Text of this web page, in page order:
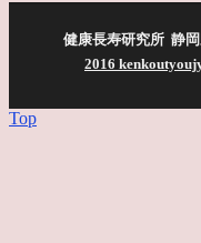
健康長寿研究所 静
2016
Top